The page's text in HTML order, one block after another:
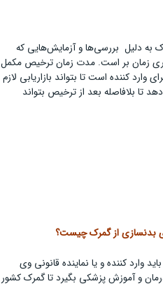
دلیل بررسی‌ها و آزمایش‌هایی که
زمان بر است. مدت زمان ترخیص مکمل
کننده است تا بتواند بازاریابی لازم
تا بلافاصله بعد از ترخیص بتواند
وارد کننده و یا نماینده قانونی وی
و آموزش پزشکی بگیرد تا گمرک کشور